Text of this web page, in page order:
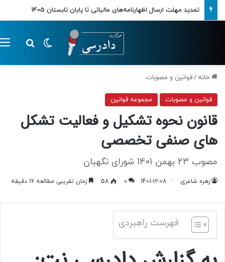
تمدید مهلت ارسال اظهارنامه‌های مالیاتی تا پایان تابستان 1405
تغییر پوسته
خانه /قوانین و مصوبات
قوانین و مصوبات مجموعه قوانین
قانون نحوه تشکیل و فعالیت تشکل
های صنفی تخصصی
مصوب 23 بهمن 1401 شورای نگهبان
زهره شاعری 1401-12-08
0
58 زمان تقریبی مطالعه 16 دقیقه
فهرست راهبردی